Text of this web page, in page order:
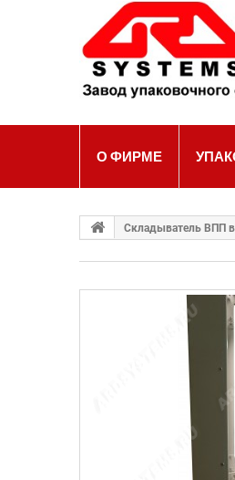
О ФИРМЕ
Складыватель ВПП